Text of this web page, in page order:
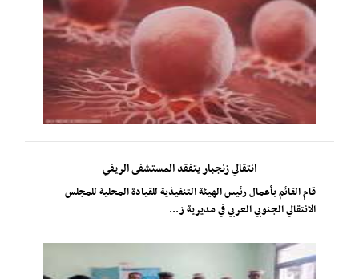
انتقالي زنجبار يتفقد المستشفى الريفي
​قام القائم بأعمال رئيس الهيئة التنفيذية للقيادة المحلية للمجلس
الانتقالي الجنوبي العربي في مديرية ز...